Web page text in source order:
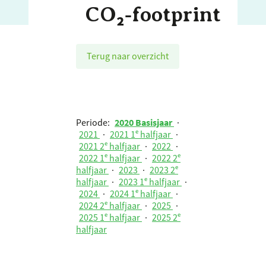
CO₂‑footprint
Terug naar overzicht
Periode: 2020 Basisjaar ·
2021 · 2021 1ᵉ halfjaar ·
2021 2ᵉ halfjaar · 2022 ·
2022 1ᵉ halfjaar · 2022 2ᵉ
halfjaar · 2023 · 2023 2ᵉ
halfjaar · 2023 1ᵉ halfjaar ·
2024 · 2024 1ᵉ halfjaar ·
2024 2ᵉ halfjaar · 2025 ·
2025 1ᵉ halfjaar · 2025 2ᵉ
halfjaar